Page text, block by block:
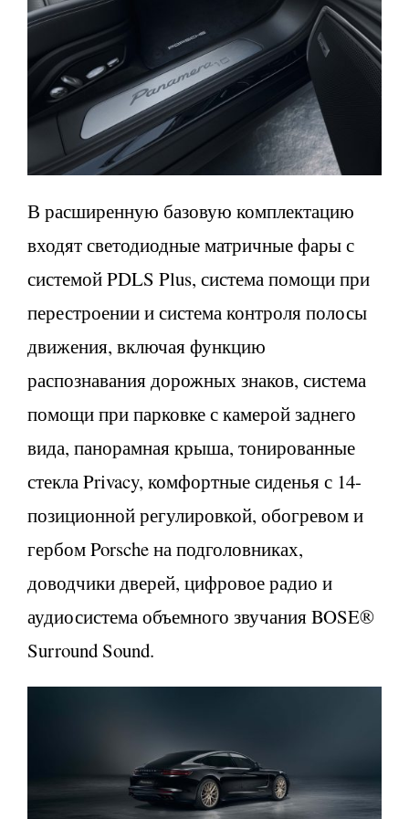
В расширенную базовую комплектацию
входят светодиодные матричные фары с
системой PDLS Plus, система помощи при
перестроении и система контроля полосы
движения, включая функцию
распознавания дорожных знаков, система
помощи при парковке с камерой заднего
вида, панорамная крыша, тонированные
стекла Privacy, комфортные сиденья с 14-
позиционной регулировкой, обогревом и
гербом Porsche на подголовниках,
доводчики дверей, цифровое радио и
аудиосистема объемного звучания BOSE®
Surround Sound.